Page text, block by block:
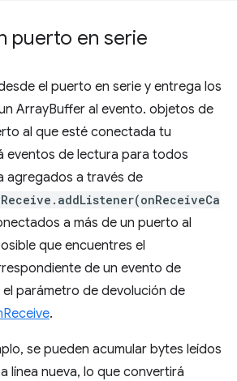
puerto en serie
el puerto en serie y entrega los
ArrayBuffer al evento. objetos de
al que esté conectada tu
eventos de lectura para todos
agregados a través de
a más de un puerto al
que encuentres el
de un evento de
parámetro de devolución de
.
se pueden acumular bytes leídos
línea nueva, lo que convertirá